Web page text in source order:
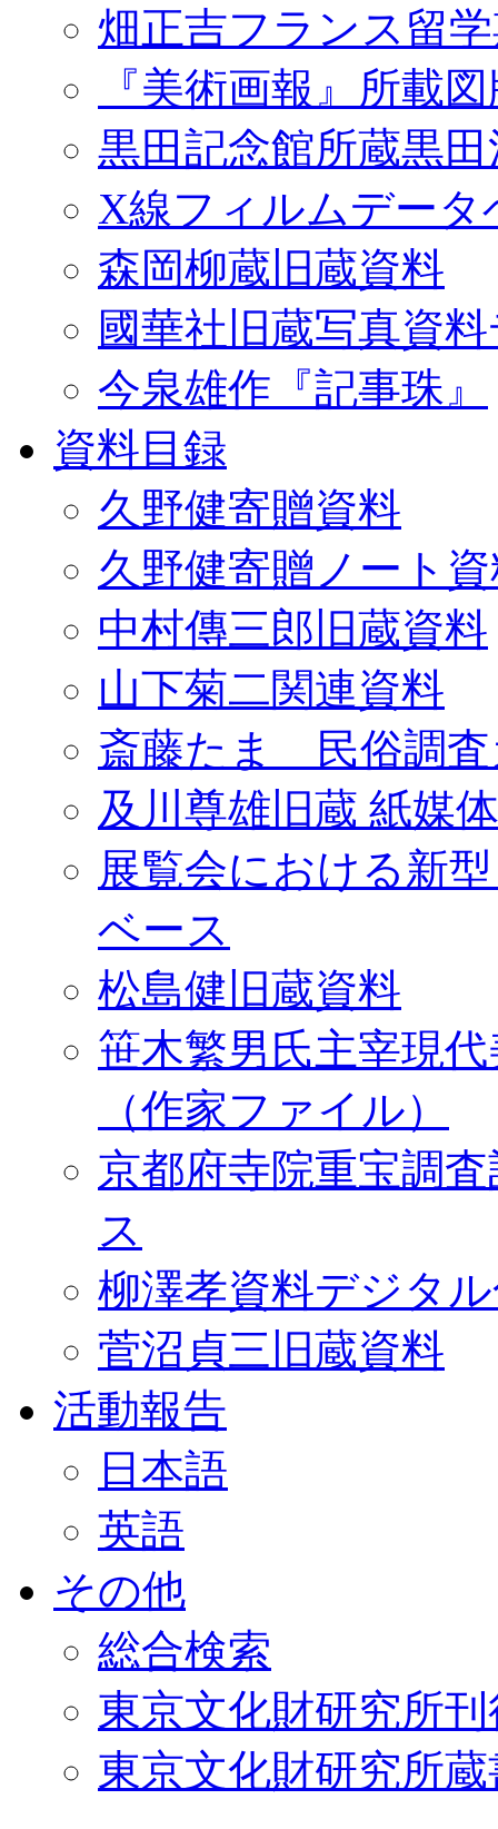
畑正吉フランス留
『美術画報』所載
黒田記念館所蔵黒
X線フィルムデータ
森岡柳蔵旧蔵資料
國華社旧蔵写真資
今泉雄作『記事珠』
資料目録
久野健寄贈資料
久野健寄贈ノート
中村傳三郎旧蔵資料
山下菊二関連資料
斎藤たま 民俗調査
及川尊雄旧蔵 紙媒
展覧会における新
ベース
松島健旧蔵資料
笹木繁男氏主宰現
（作家ファイル）
京都府寺院重宝調
ス
柳澤孝資料デジタ
菅沼貞三旧蔵資料
活動報告
日本語
英語
その他
総合検索
東京文化財研究所
東京文化財研究所